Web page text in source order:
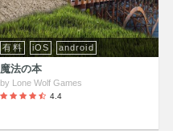
有料 iOS android
魔法の本
by Lone Wolf Games
4.4